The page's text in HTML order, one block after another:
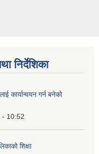
निर्देशिका
कार्यान्वयन गर्न बनेको
- 10:52
शिक्षा